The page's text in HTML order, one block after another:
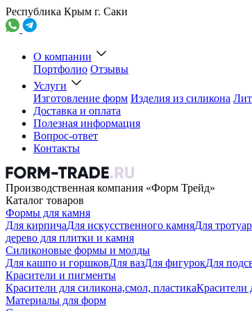
Республика Крым г. Саки
О компании
Портфолио Отзывы
Услуги
Изготовление форм Изделия из силикона
Доставка и оплата
Полезная информация
Вопрос-ответ
Контакты
Производственная компания «Форм Трейд»
Каталог товаров
Формы для камня
Для кирпичаДля искусственного камняДля
дерево для плитки и камня
Силиконовые формы и молды
Для кашпо и горшковДля вазДля фигурокДля
Красители и пигменты
Красители для силикона,смол, пластикаКрасители
Материалы для форм